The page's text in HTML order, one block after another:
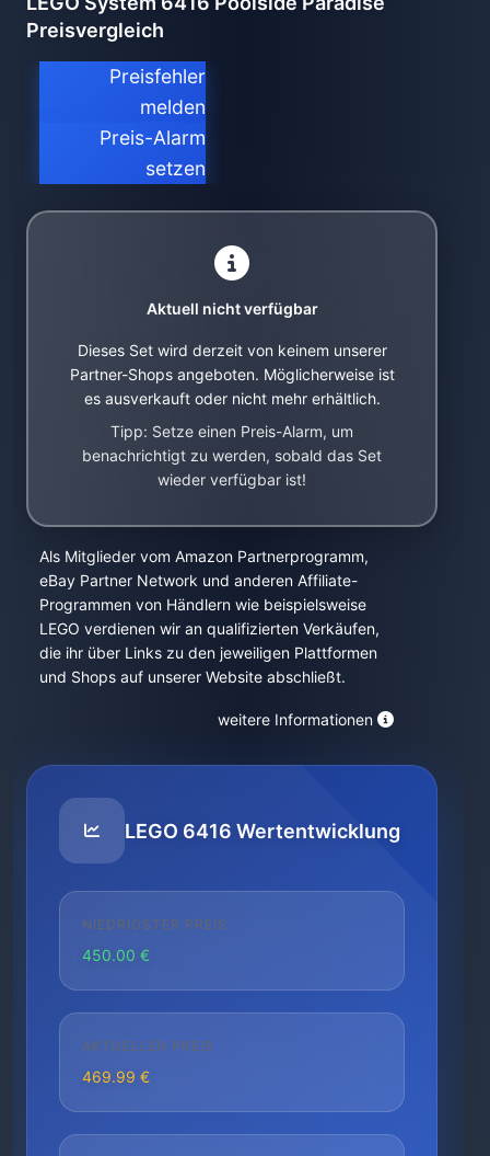
Preisvergleich
Preisfehler
melden
Preis-Alarm
setzen
Aktuell nicht verfügbar
Dieses Set wird derzeit von keinem unserer
Partner-Shops angeboten. Möglicherweise ist
es ausverkauft oder nicht mehr erhältlich.
Tipp: Setze einen Preis-Alarm, um
benachrichtigt zu werden, sobald das Set
wieder verfügbar ist!
Als Mitglieder vom Amazon Partnerprogramm,
eBay Partner Network und anderen Affiliate-
Programmen von Händlern wie beispielsweise
LEGO verdienen wir an qualifizierten Verkäufen,
die ihr über Links zu den jeweiligen Plattformen
und Shops auf unserer Website abschließt.
weitere Informationen
LEGO 6416 Wertentwicklung
NIEDRIGSTER PREIS
450.00 €
AKTUELLER PREIS
469.99 €